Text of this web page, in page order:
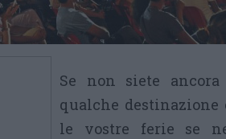
Se non siete
qualche destinazione
le vostre ferie se